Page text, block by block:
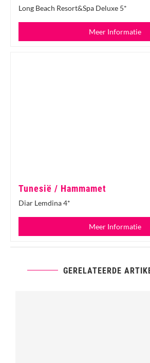
Long Beach Resort&Spa Deluxe 5*
Meer Informatie
Tunesië / Hammamet
Diar Lemdina 4*
Meer Informatie
GERELATEERDE